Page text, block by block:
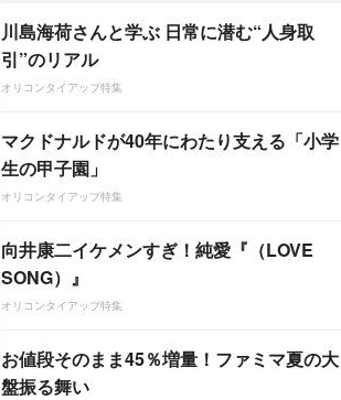
川島海荷さんと学ぶ 日常に潜む“人身取
引”のリアル
オリコンタイアップ特集
マクドナルドが40年にわたり支える「小学
生の甲子園」
オリコンタイアップ特集
向井康二イケメンすぎ！純愛『（LOVE
SONG）』
オリコンタイアップ特集
お値段そのまま45％増量！ファミマ夏の大
盤振る舞い